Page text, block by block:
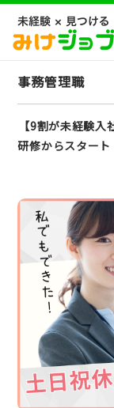
事務管理職
【9割が未経験
研修からスタート